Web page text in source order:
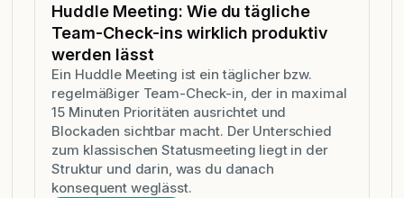
Huddle Meeting: Wie du tägliche
Team-Check-ins wirklich produktiv
werden lässt
Ein Huddle Meeting ist ein täglicher bzw.
regelmäßiger Team-Check-in, der in maximal
15 Minuten Prioritäten ausrichtet und
Blockaden sichtbar macht. Der Unterschied
zum klassischen Statusmeeting liegt in der
Struktur und darin, was du danach
konsequent weglässt.